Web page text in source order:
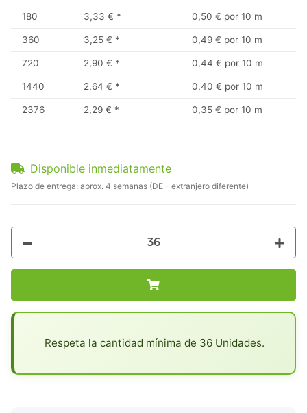
180 3,33 € * 0,50 € por 10 m
360 3,25 € * 0,49 € por 10 m
720 2,90 € * 0,44 € por 10 m
1440 2,64 € * 0,40 € por 10 m
2376 2,29 € * 0,35 € por 10 m
Disponible inmediatamente
Plazo de entrega: aprox. 4 semanas (DE - extranjero diferente)
Respeta la cantidad mínima de 36 Unidades.